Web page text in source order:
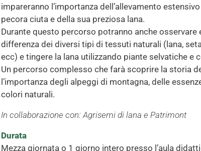
impareranno l’importanza dell’allevamento
pecora ciuta e della sua preziosa lana.
Durante questo percorso potranno anche osservare
differenza dei diversi tipi di tessuti naturali (lana,
ecc) e tingere la lana utilizzando piante selvatiche e
Un percorso complesso che farà scoprire la storia
l’importanza degli alpeggi di montagna, delle
colori naturali.
In collaborazione con: Agrisemi di lana e Patrimont
Durata
Mezza giornata o 1 giorno intero presso l’aula